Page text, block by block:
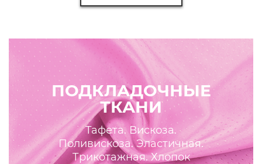
ПОДКЛАДОЧНЫЕ
ТКАНИ
Тафета. Вискоза.
Поливискоза. Эластичная.
Трикотажная. Хлопок